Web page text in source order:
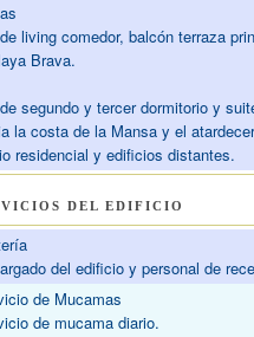
living comedor, balcón terraza
Brava.
segundo y tercer dormitorio y
la costa de la Mansa y el
residencial y edificios distantes.
DEL EDIFICIO
del edificio y personal de
de Mucamas
de mucama diario.